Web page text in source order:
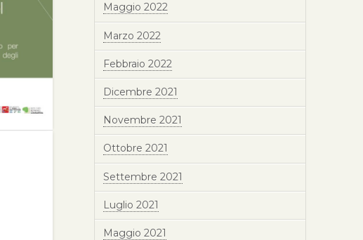
Maggio 2022
Marzo 2022
Febbraio 2022
Dicembre 2021
Novembre 2021
Ottobre 2021
Settembre 2021
Luglio 2021
Maggio 2021